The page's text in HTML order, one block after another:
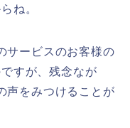
ね。
サービスのお客様の
すが、残念なが
声をみつけることが